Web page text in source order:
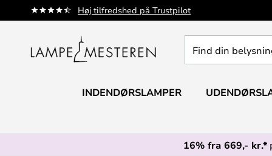
Høj tilfredshed på Trustpilot
Skip
to
din
INDENDØRSLAMPER
16% fra 669,- kr.*